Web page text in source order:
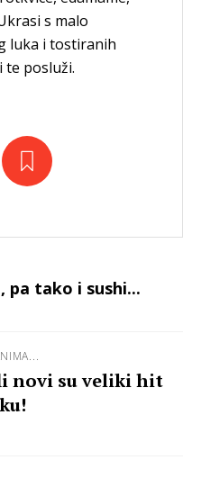
s malo
luka i tostiranih
te posluži.
pa tako i sushi...
novi su veliki hit